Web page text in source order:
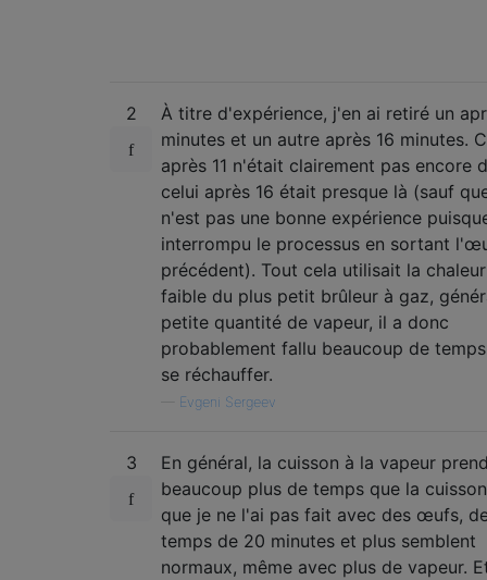
2
À titre d'expérience, j'en ai retiré un
minutes et un autre après 16 minutes.
après 11 n'était clairement pas encore
celui après 16 était presque là (sauf
n'est pas une bonne expérience
interrompu le processus en sortant
précédent). Tout cela utilisait la
faible du plus petit brûleur à gaz,
petite quantité de vapeur, il a donc
probablement fallu beaucoup de
se réchauffer.
Evgeni Sergeev
3
En général, la cuisson à la vapeur
beaucoup plus de temps que la
que je ne l'ai pas fait avec des œufs,
temps de 20 minutes et plus semblent
normaux, même avec plus de vapeur.